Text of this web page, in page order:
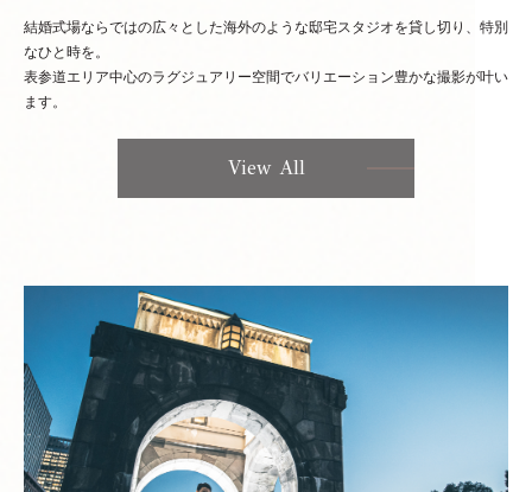
結婚式場ならではの広々とした海外のような邸宅スタジオを貸し切り、特別
なひと時を。
表参道エリア中心のラグジュアリー空間でバリエーション豊かな撮影が叶い
ます。
View All